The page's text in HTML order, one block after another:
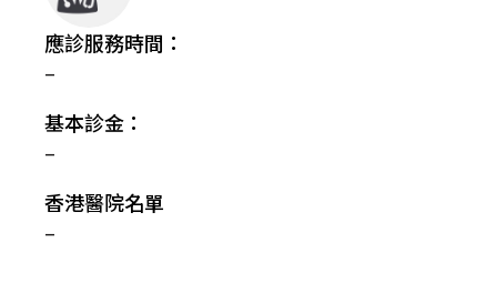
應診服務時間：
–
基本診金：
–
香港醫院名單
–